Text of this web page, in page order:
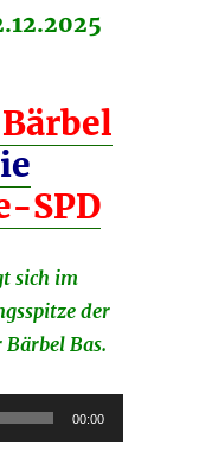
Bärbel
SPD
sich im
der
Bas.
00:00